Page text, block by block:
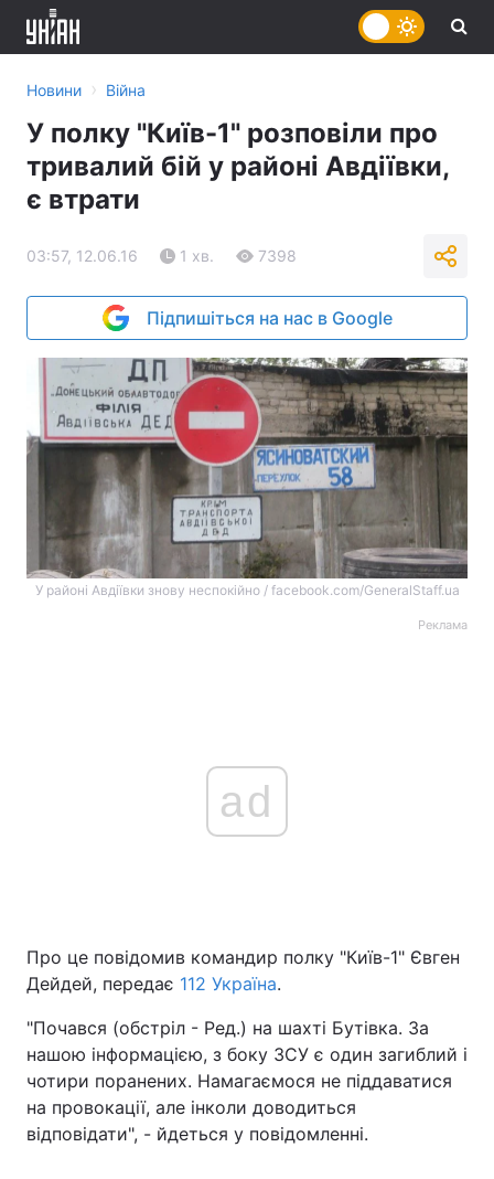
Головна Війна
Україна Політика
Новини › Війна
У полку "Київ-1" розповіли про
тривалий бій у районі Авдіївки,
є втрати
03:57, 12.06.16 1 хв. 7398
Підпишіться на нас в Google
У районі Авдіївки знову неспокійно / facebook.com/GeneralStaff.ua
Реклама
ad
Про це повідомив командир полку "Київ-1" Євген
Дейдей, передає 112 Україна.
"Почався (обстріл - Ред.) на шахті Бутівка. За
нашою інформацією, з боку ЗСУ є один загиблий і
чотири поранених. Намагаємося не піддаватися
на провокації, але інколи доводиться
відповідати", - йдеться у повідомленні.